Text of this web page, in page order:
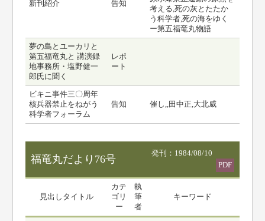
新刊紹介 告知
考える,死の灰とたたか
う科学者,死の海をゆく
ー第五福竜丸物語
夢の島とユーカリと
第五福竜丸と 講演録
地事務所・塩野健一
郎氏に聞く
レポ
ート
ビキニ事件三〇周年
核兵器禁止をねがう
科学者フォーラム
告知 催し,,田中正,大北威
福竜丸だより76号
発刊：1984/08/10
PDF
見出しタイトル
カテ
ゴリ
ー
執
筆
者
キーワード